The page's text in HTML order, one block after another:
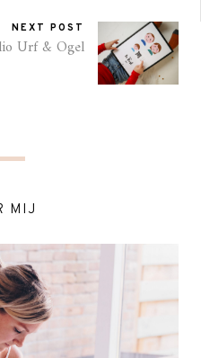
NEXT POST
Urf & Ogel
MIJ